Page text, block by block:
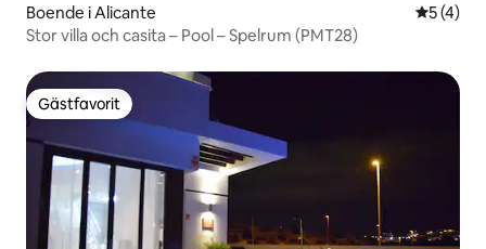
Boende i Alicante 5 av 5 i
5 (4)
Stor villa och casita – Pool – Spelrum (PMT28)
Gästfavorit
Gästfavorit